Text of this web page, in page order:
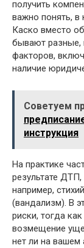
получить
важно понять, в
Каско вместо
бывают разные,
факторов,
наличие
Советуем
инструкция
На практике
результате ДТП,
например,
(вандализм). В
риски, тогда
возмещение
нет ли на вашем